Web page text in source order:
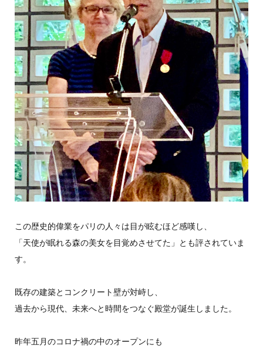
この歴史的偉業をパリの人々は目が眩むほど感嘆し、
「天使が眠れる森の美女を目覚めさせてた」とも評されていま
す。
既存の建築とコンクリート壁が対峙し、
過去から現代、未来へと時間をつなぐ殿堂が誕生しました。
昨年五月のコロナ禍の中のオープンにも